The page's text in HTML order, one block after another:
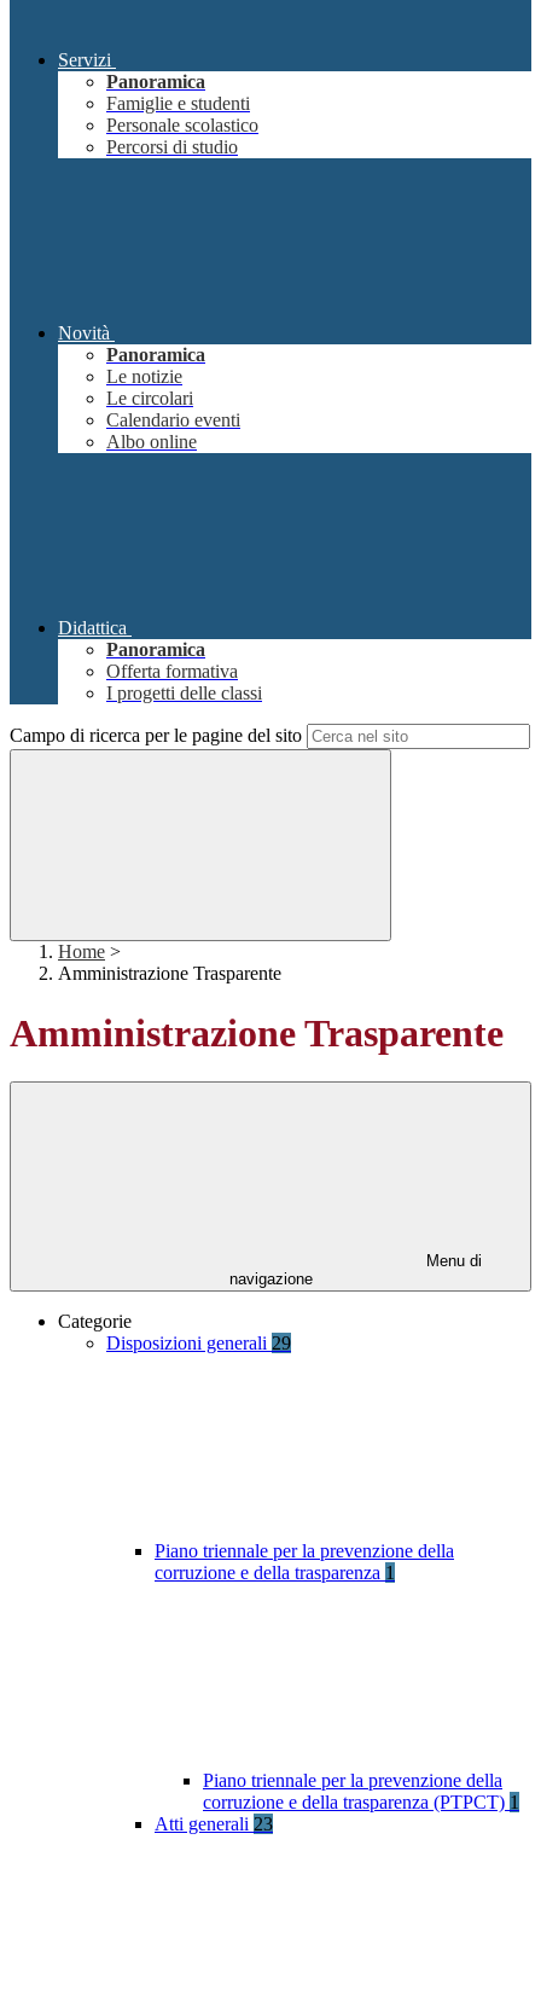
Servizi
Panoramica
Famiglie e studenti
Personale scolastico
Percorsi di studio
Novità
Panoramica
Le notizie
Le circolari
Calendario eventi
Albo online
Didattica
Panoramica
Offerta formativa
I progetti delle classi
Campo di ricerca per le pagine del sito
Home >
Amministrazione Trasparente
Amministrazione Trasparente
Menu di
navigazione
Categorie
Disposizioni generali 29
Piano triennale per la prevenzione della
corruzione e della trasparenza 1
Piano triennale per la prevenzione della
corruzione e della trasparenza (PTPCT) 1
Atti generali 23